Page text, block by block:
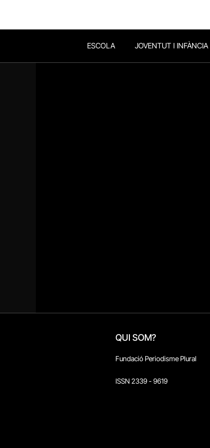
ESCOLA JOVENTUT I INFÀNCIA
QUI SOM?
Fundació Periodisme Plural
ISSN 2339 - 9619